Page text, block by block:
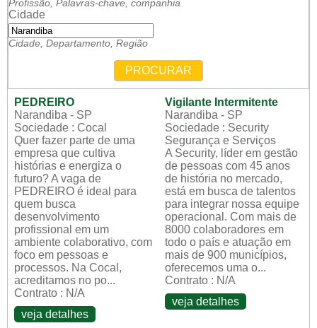
Profissão, Palavras-chave, companhia
Cidade
Cidade, Departamento, Região
PROCURAR
PEDREIRO
Narandiba - SP
Sociedade : Cocal
Quer fazer parte de uma
empresa que cultiva
histórias e energiza o
futuro? A vaga de
PEDREIRO é ideal para
quem busca
desenvolvimento
profissional em um
ambiente colaborativo, com
foco em pessoas e
processos. Na Cocal,
acreditamos no po...
Contrato : N/A
veja detalhes
Vigilante Intermitente
Narandiba - SP
Sociedade : Security
Segurança e Serviços
A Security, líder em gestão
de pessoas com 45 anos
de história no mercado,
está em busca de talentos
para integrar nossa equipe
operacional. Com mais de
8000 colaboradores em
todo o país e atuação em
mais de 900 municípios,
oferecemos uma o...
Contrato : N/A
veja detalhes